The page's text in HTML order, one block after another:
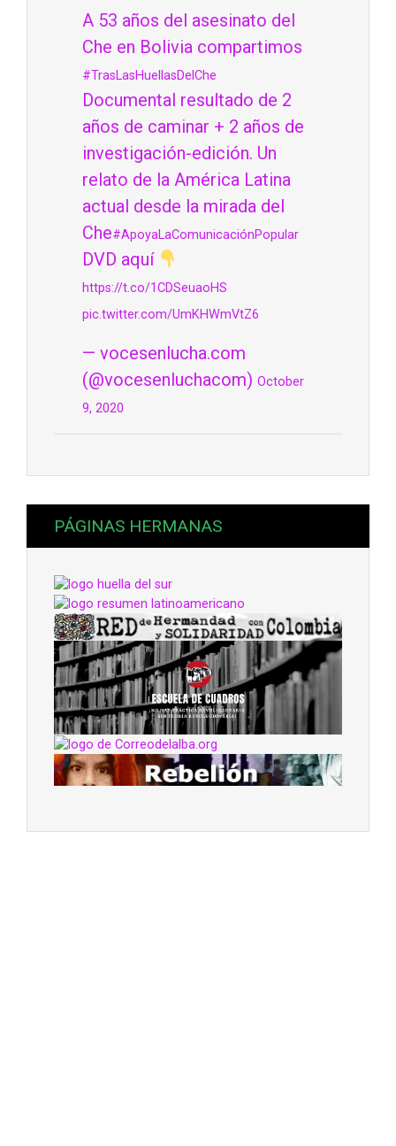
A 53 años del asesinato del
Che en Bolivia compartimos
#TrasLasHuellasDelChe
Documental resultado de 2
años de caminar + 2 años de
investigación-edición. Un
relato de la América Latina
actual desde la mirada del
Che#ApoyaLaComunicaciónPopular
DVD aquí
https://t.co/1CDSeuaoHS
pic.twitter.com/UmKHWmVtZ6
— vocesenlucha.com
(@vocesenluchacom) October
9, 2020
PÁGINAS HERMANAS